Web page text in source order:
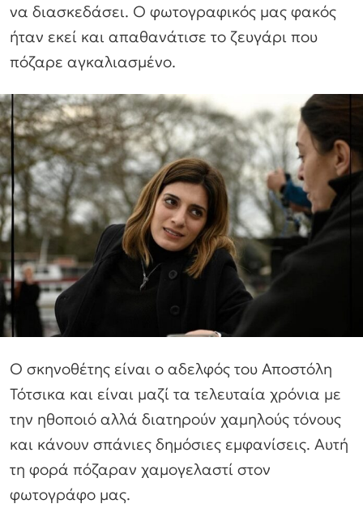
να διασκεδάσει. Ο φωτογραφικός μας φακός
ήταν εκεί και απαθανάτισε το ζευγάρι που
πόζαρε αγκαλιασμένο.
Ο σκηνοθέτης είναι ο αδελφός του Αποστόλη
Τότσικα και είναι μαζί τα τελευταία χρόνια με
την ηθοποιό αλλά διατηρούν χαμηλούς τόνους
και κάνουν σπάνιες δημόσιες εμφανίσεις. Αυτή
τη φορά πόζαραν χαμογελαστί στον
φωτογράφο μας.